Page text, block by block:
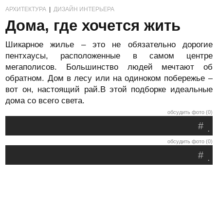
АРХИТЕКТУРА |ДИЗАЙН ИНТЕРЬЕРА
Дома, где хочется жить
Шикарное жилье – это не обязательно дорогие
пентхаусы, расположенные в самом центре
мегаполисов. Большинство людей мечтают об
обратном. Дом в лесу или на одиноком побережье –
вот он, настоящий рай.В этой подборке идеальные
дома со всего света.
обсудить фото (0)
.
#
обсудить фото (0)
.
#